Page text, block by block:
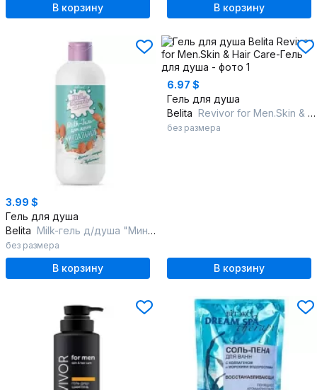
В корзину В корзину
3.99 $
Гель для душа
Belita Мilk-гель д/душа "Миндальный"Milk moments.Гели для душа с пробиотиками
без размера
В корзину
6.97 $
Гель для душа
Belita Revivor for Men.Skin & Hair Care-Гель для душа
без размера
В корзину